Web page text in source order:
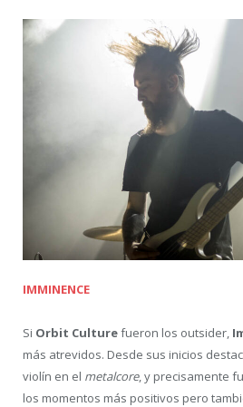
IMMINENCE
Si Orbit Culturefueron los outsider,
más atrevidos. Desde sus inicios
violín en el metalcore, y precisamente
los momentos más positivos pero